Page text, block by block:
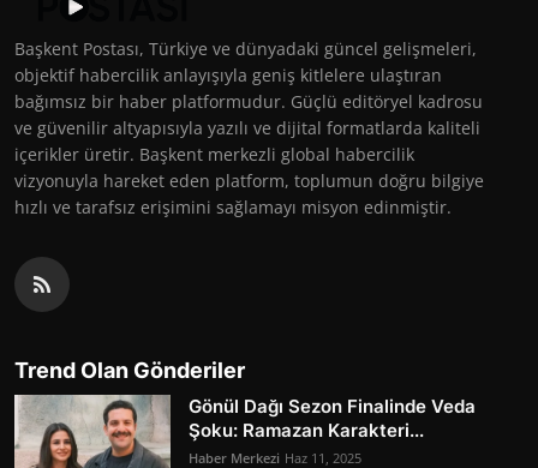
Başkent Postası, Türkiye ve dünyadaki güncel gelişmeleri,
objektif habercilik anlayışıyla geniş kitlelere ulaştıran
bağımsız bir haber platformudur. Güçlü editöryel kadrosu
ve güvenilir altyapısıyla yazılı ve dijital formatlarda kaliteli
içerikler üretir. Başkent merkezli global habercilik
vizyonuyla hareket eden platform, toplumun doğru bilgiye
hızlı ve tarafsız erişimini sağlamayı misyon edinmiştir.
Trend Olan Gönderiler
Gönül Dağı Sezon Finalinde Veda
Şoku: Ramazan Karakteri...
Haber Merkezi Haz 11, 2025